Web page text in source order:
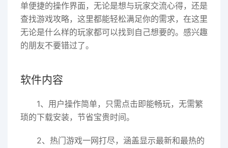
单便捷的操作界面，无论是想与玩家交流心得，还是
查找游戏攻略，这里都能轻松满足你的需求，在这里
无论是什么样的玩家都可以找到自己想要的。感兴趣
的朋友不要错过了。
软件内容
1、用户操作简单，只需点击即能畅玩，无需繁
琐的下载安装，节省宝贵时间。
2、热门游戏一网打尽，涵盖显示最新和最热的